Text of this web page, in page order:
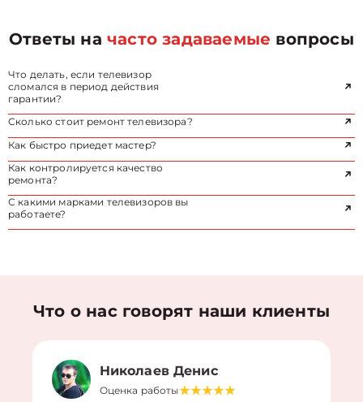
Ответы начасто задаваемые вопросы
Что делать, если телевизор
сломался в период действия
гарантии?
Сколько стоит ремонт телевизора?
Как быстро приедет мастер?
Как контролируется качество
ремонта?
С какими марками телевизоров вы
работаете?
Что о нас говорят наши клиенты
Николаев Денис
Оценка работы